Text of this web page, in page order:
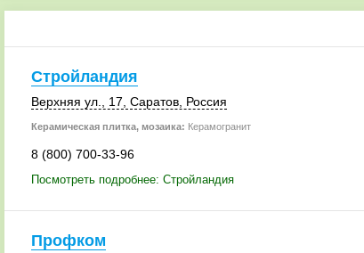
Стройландия
Верхняя ул., 17 Саратов, Россия
Керамическая плитка, мозаика: Керамогранит
8 (800) 700-33-96
Посмотреть подробнее: Стройландия
Профком